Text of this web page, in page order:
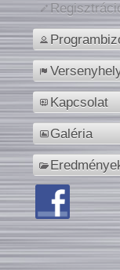
Kapcsolat
Galéria